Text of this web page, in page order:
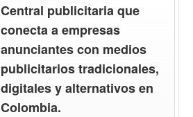
Central publicitaria que
conecta a empresas
anunciantes con medios
publicitarios tradicionales,
digitales y alternativos en
Colombia.